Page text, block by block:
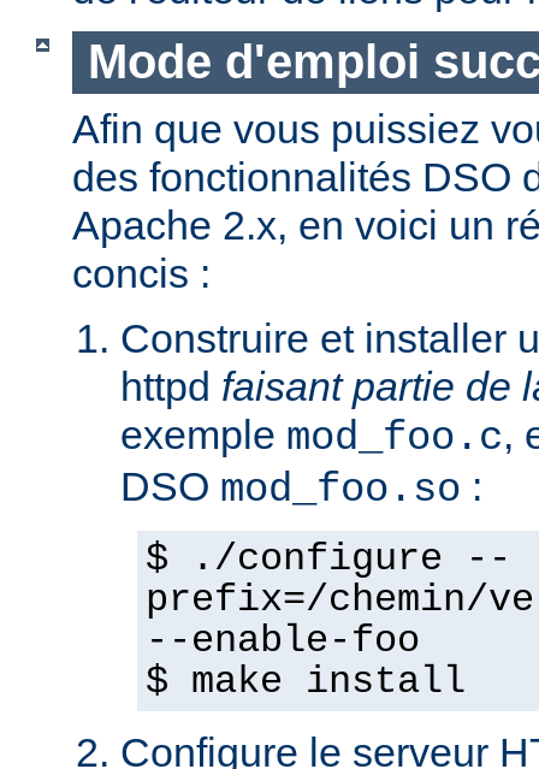
Mode d'emploi
Afin que vous puissiez
des fonctionnalités DSO
Apache 2.x, en voici un
concis :
Construire et installer
httpd faisant partie de
exemple mod_foo.c,
DSO mod_foo.so :
$ ./configure --
prefix=/chemin/
--enable-foo
$ make install
Configure le serveur